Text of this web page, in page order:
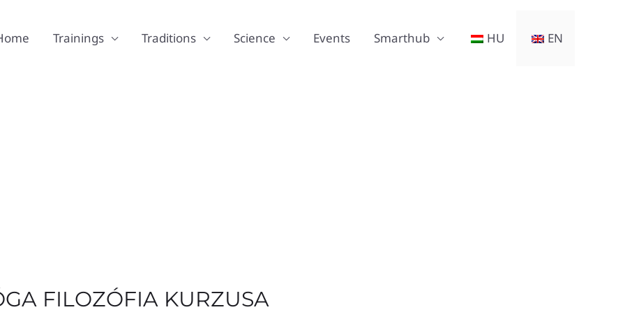
Trainings Traditions Science Events Smarthub HU EN
FILOZÓFIA KURZUSA